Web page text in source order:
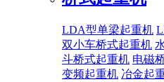
LDA型单梁起重机
双小车桥式起重机
斗桥式起重机 电磁
变频起重机 冶金起